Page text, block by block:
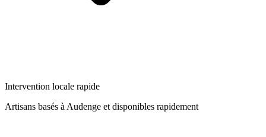
Intervention locale rapide
Artisans basés à Audenge et disponibles rapidement